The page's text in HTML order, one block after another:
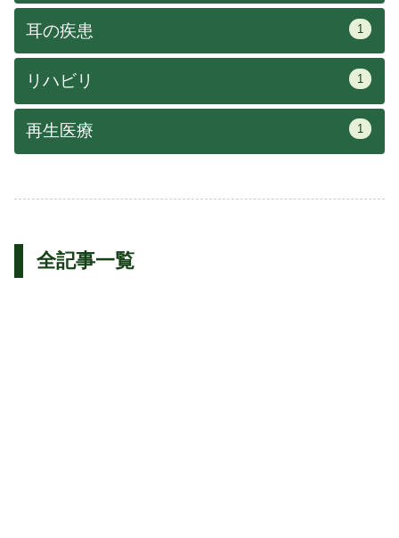
耳の疾患 1
リハビリ 1
再生医療 1
全記事一覧